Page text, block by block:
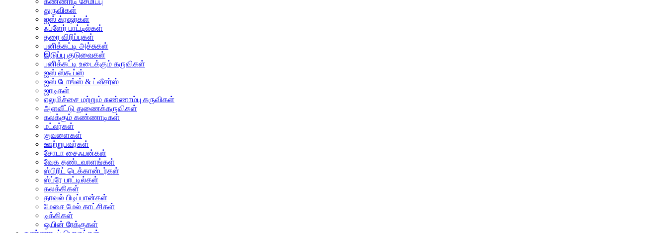
துருவிகள்
ஐஸ் க்ரஷர்கள்
ஃப்ளேர் பாட்டில்கள்
தரை விரிப்புகள்
பனிக்கட்டி அச்சுகள்
இடுப்பு குடுவைகள்
பனிக்கட்டி உடைக்கும் கருவிகள்
ஐஸ் ஸ்கூப்ஸ்
ஐஸ் டோங்ஸ் & ட்வீசர்ஸ்
ஜாடிகள்
எலுமிச்சை மற்றும் சுண்ணாம்பு கருவிகள்
அளவீட்டு துணைக்கருவிகள்
கலக்கும் கண்ணாடிகள்
மட்லர்கள்
குவளைகள்
ஊற்றுபவர்கள்
சோடா சைஃபன்கள்
வேக தண்டவாளங்கள்
ஸ்பிரிட் டெக்கான்டர்கள்
ஸ்ப்ரே பாட்டில்கள்
கலக்கிகள்
தாவல் பிடிப்பான்கள்
மேசை மேல் காட்சிகள்
டிக்கிகள்
ஒயின் ரேக்குகள்